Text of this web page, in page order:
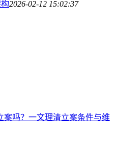
2026-02-12 15:02:37
案吗？一文理清立案条件与维